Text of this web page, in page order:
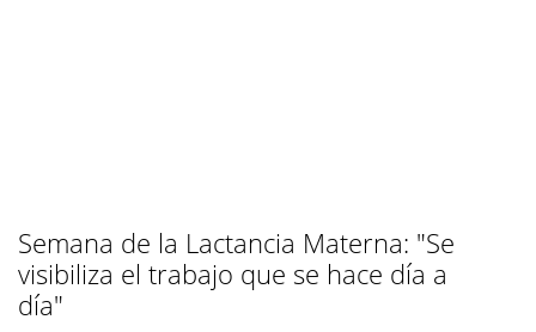
Semana de la Lactancia Materna: "Se
visibiliza el trabajo que se hace día a
día"